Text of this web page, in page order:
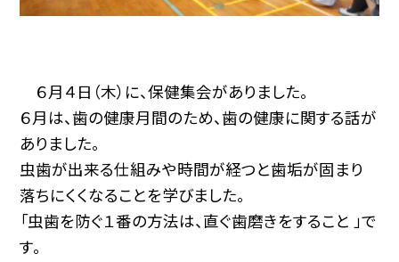
６月４日（木）に、保健集会がありました。
６月は、歯の健康月間のため、歯の健康に関する話が
ありました。
虫歯が出来る仕組みや時間が経つと歯垢が固まり
落ちにくくなることを学びました。
「虫歯を防ぐ１番の方法は、直ぐ歯磨きをすること 」で
す。